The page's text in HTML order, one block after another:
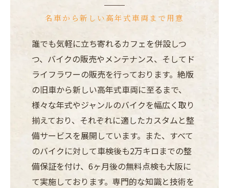
名車から新しい高年式車両まで用意
誰でも気軽に立ち寄れるカフェを併設しつ
つ、バイクの販売やメンテナンス、そしてド
ライフラワーの販売を行っております。絶版
の旧車から新しい高年式車両に至るまで、
様々な年式やジャンルのバイクを幅広く取り
揃えており、それぞれに適したカスタムと整
備サービスを展開しています。また、すべて
のバイクに対して車検後も2万キロまでの整
備保証を付け、6ヶ月後の無料点検も大阪に
て実施しております。専門的な知識と技術を